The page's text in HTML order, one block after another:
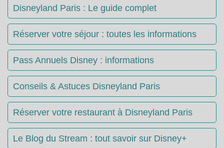
Disneyland Paris : Le guide complet
Réserver votre séjour : toutes les informations
Pass Annuels Disney : informations
Conseils & Astuces Disneyland Paris
Réserver votre restaurant à Disneyland Paris
Le Blog du Stream : tout savoir sur Disney+